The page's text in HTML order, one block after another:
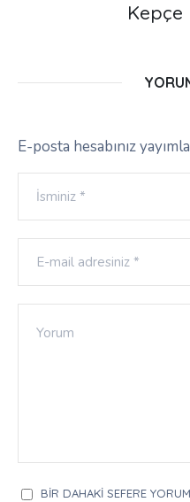
Kepçe
E-posta hesabınız
BIR DAHAKI SEFERE